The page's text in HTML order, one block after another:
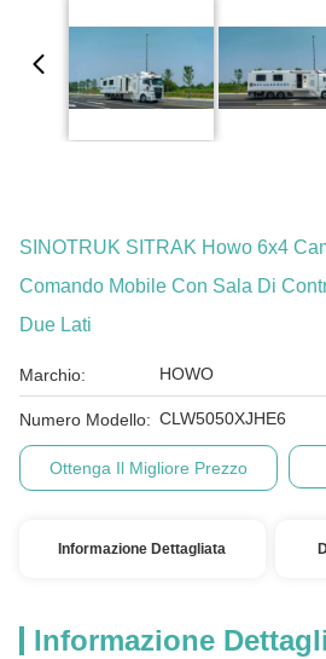
SINOTRUK SITRAK Howo 6x4
Comando Mobile Con Sala Di
Due Lati
Marchio: HOWO
Numero Modello: CLW5050XJHE6
Ottenga Il Migliore Prezzo
Informazione Dettagliata
Informazione